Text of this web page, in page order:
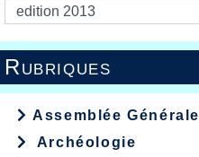
Rubriques
Assemblée Générale
Archéologie